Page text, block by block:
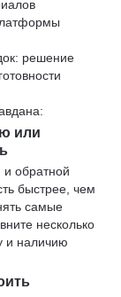
решение
или
и обратной
быстрее, чем
самые
несколько
и наличию